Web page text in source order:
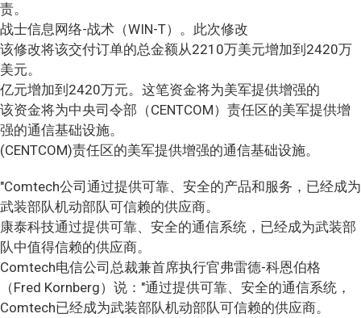
责。
战士信息网络-战术（WIN-T）。此次修改
该修改将该交付订单的总金额从2210万美元增加到2420万
美元。
亿元增加到2420万元。这笔资金将为美军提供增强的
该资金将为中央司令部（CENTCOM）责任区的美军提供增
强的通信基础设施。
(CENTCOM)责任区的美军提供增强的通信基础设施。
"Comtech公司通过提供可靠、安全的产品和服务，已经成为
武装部队机动部队可信赖的供应商。
康泰科技通过提供可靠、安全的通信系统，已经成为武装部
队中值得信赖的供应商。
Comtech电信公司总裁兼首席执行官弗雷德-科恩伯格
（Fred Kornberg）说："通过提供可靠、安全的通信系统，
Comtech已经成为武装部队机动部队可信赖的供应商。